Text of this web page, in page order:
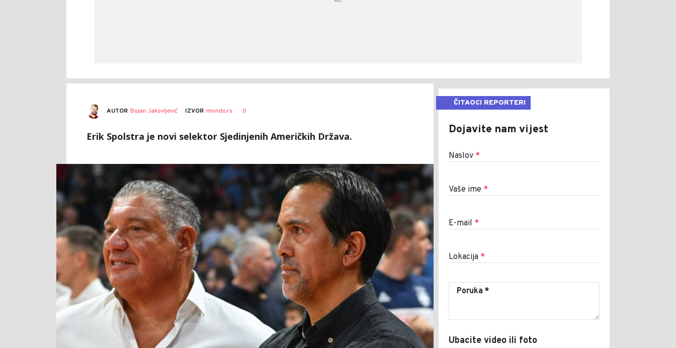
AUTOR Bojan Jakovljević IZVOR mondo.rs 0
Erik Spolstra je novi selektor Sjedinjenih Američkih Država.
ČITAOCI REPORTERI
Dojavite nam vijest
Naslov *
Vaše ime *
E-mail *
Lokacija *
Ubacite video ili foto